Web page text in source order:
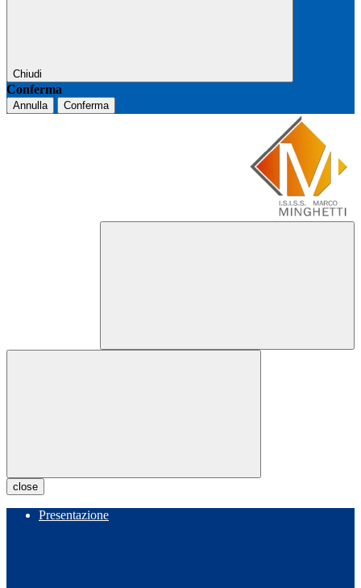
Chiudi
Conferma
Annulla Conferma
close
Presentazione